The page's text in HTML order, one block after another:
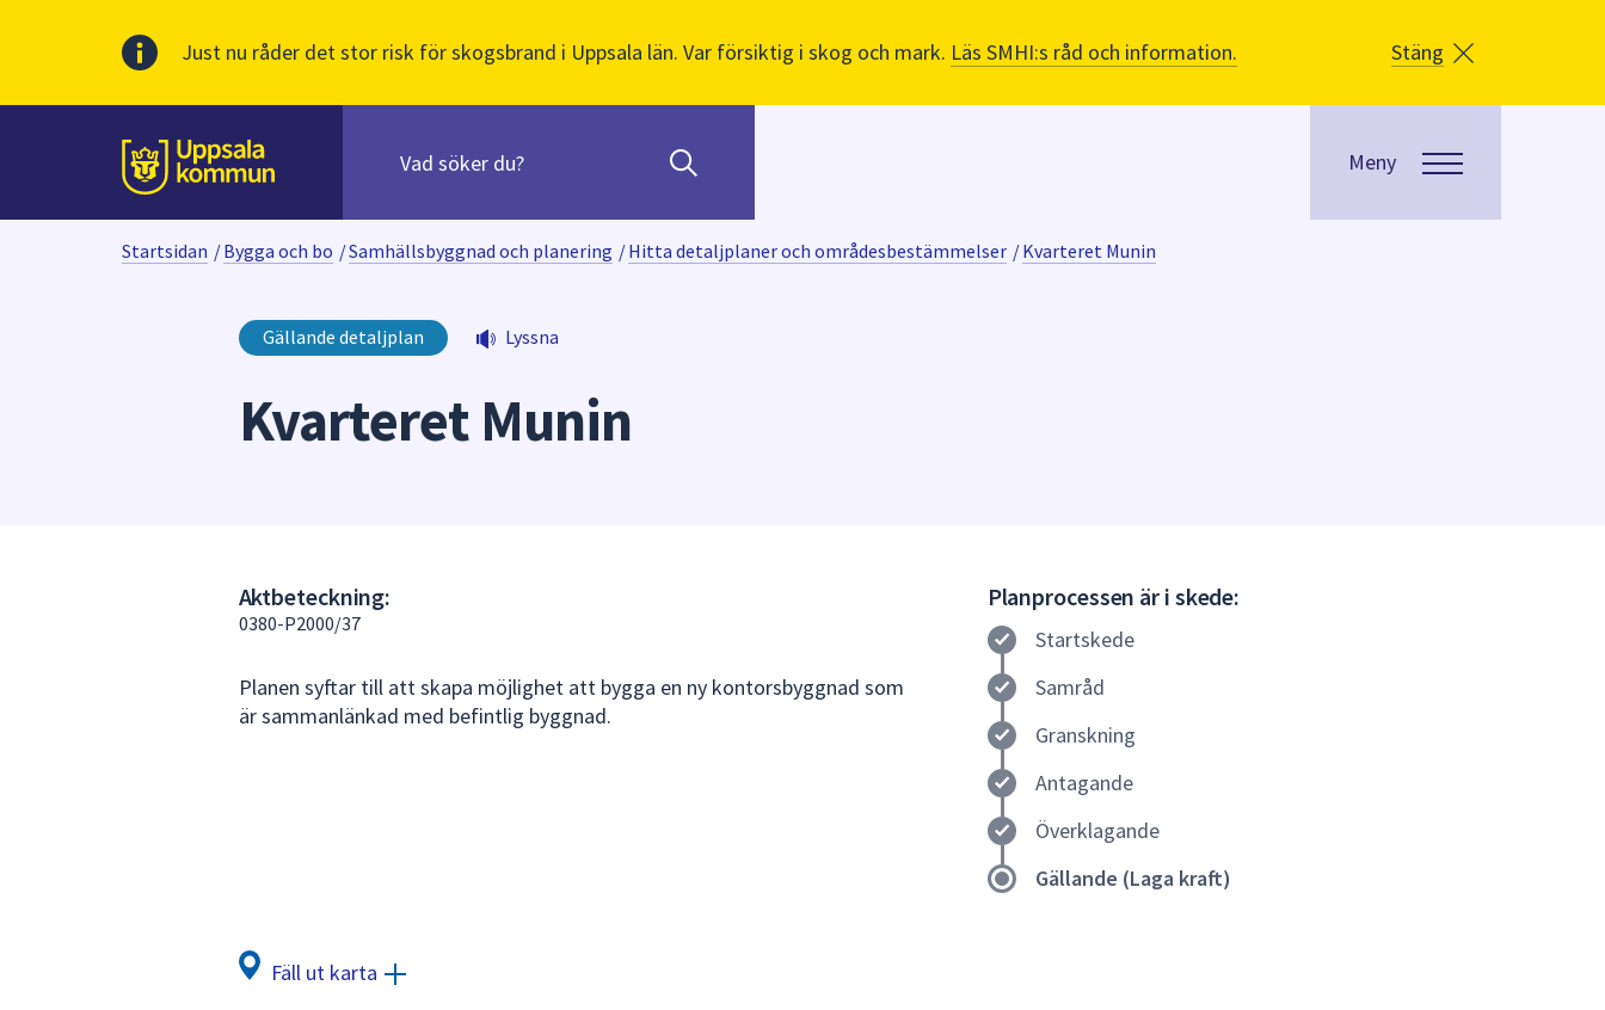
Just nu råder det stor risk för skogsbrand i Uppsala län. Var försiktig i skog och mark. Läs SMHI:s råd och information. Stäng
Till sidans
huvudinnehåll
innehåll
När
börjar
skriva
sökfältet
kommer
Använd
piltangenterna
att
navigera
av
Meny
Startsidan /Bygga och bo /Samhällsbyggnad och planering /Hitta detaljplaner och områdesbestämmelser /Kvarteret Munin
Gällande detaljplan Lyssna
Kvarteret Munin
Aktbeteckning:
0380-P2000/37
Planen syftar till att skapa möjlighet att bygga en ny kontorsbyggnad som
är sammanlänkad med befintlig byggnad.
Planprocessen är i skede:
Startskede
Samråd
Granskning
Antagande
Överklagande
Gällande (Laga kraft)
Fäll ut karta